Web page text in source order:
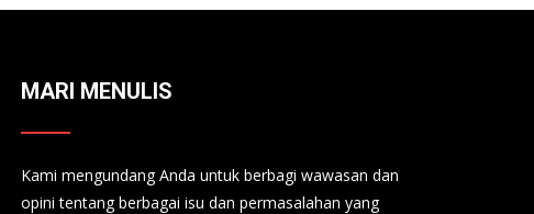
MARI MENULIS
Kami mengundang Anda untuk berbagi wawasan dan
opini tentang berbagai isu dan permasalahan yang